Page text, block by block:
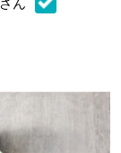
さん